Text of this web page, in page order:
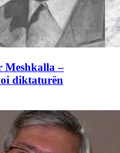
Meshkalla –
diktaturën